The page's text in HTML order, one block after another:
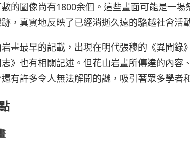
的圖像尚有1800余個。這些畫面可能是一
，真實地反映了已經消逝久遠的駱越社會活
畫最早的記載，出現在明代張穆的《異聞錄
志》也有相關記述。但花山岩畫所傳達的內容
有許多令人無法解開的謎，吸引著眾多學者